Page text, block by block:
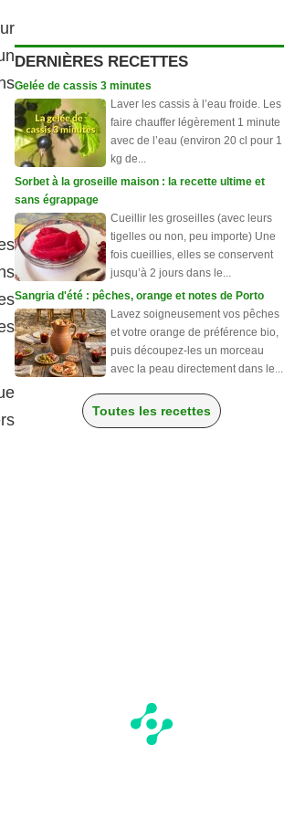
DERNIÈRES RECETTES
Gelée de cassis 3 minutes
Laver les cassis à l’eau froide. Les
faire chauffer légèrement 1 minute
avec de l’eau (environ 20 cl pour 1
kg de...
Sorbet à la groseille maison : la recette ultime et
sans égrappage
Cueillir les groseilles (avec leurs
tigelles ou non, peu importe) Une
fois cueillies, elles se conservent
jusqu’à 2 jours dans le...
Sangria d'été : pêches, orange et notes de Porto
Lavez soigneusement vos pêches
et votre orange de préférence bio,
puis découpez-les un morceau
avec la peau directement dans le...
Toutes les recettes